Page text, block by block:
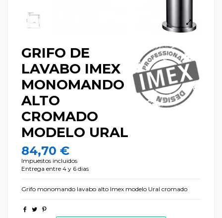
GRIFO DE
LAVABO IMEX
MONOMANDO
ALTO
CROMADO
MODELO URAL
84,70 €
Impuestos incluidos
Entrega entre 4 y 6 dias
Grifo monomando lavabo alto Imex modelo Ural cromado